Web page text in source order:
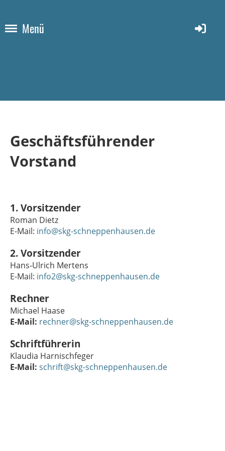
Menü
Geschäftsführender
Vorstand
1. Vorsitzender
Roman Dietz
E-Mail: info@skg-schneppenhausen.de
2. Vorsitzender
Hans-Ulrich Mertens
E-Mail: info2@skg-schneppenhausen.de
Rechner
Michael Haase
E-Mail: rechner@skg-schneppenhausen.de
Schriftführerin
Klaudia Harnischfeger
E-Mail: schrift@skg-schneppenhausen.de